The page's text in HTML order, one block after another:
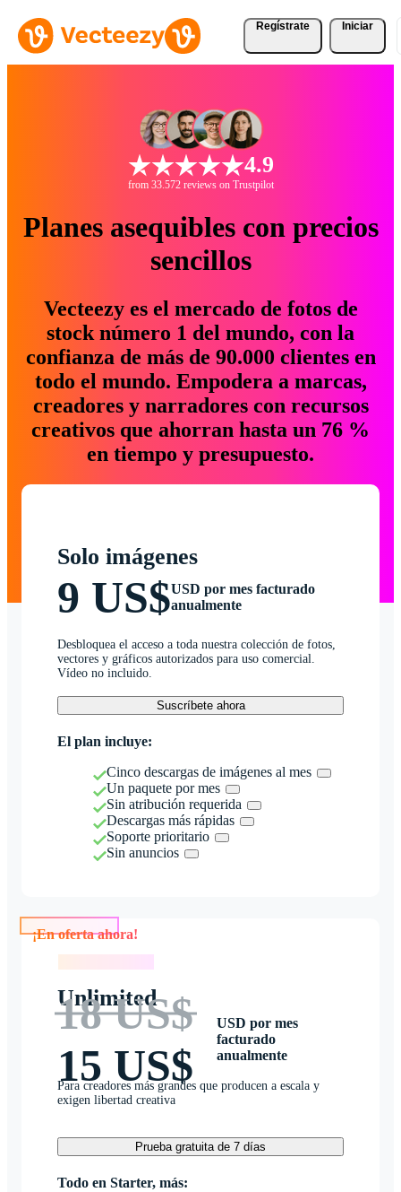
Regístrate Iniciar
4.9
from 33.572 reviews on Trustpilot
Planes asequibles con precios
sencillos
Vecteezy es el mercado de fotos de
stock número 1 del mundo, con la
confianza de más de 90.000 clientes en
todo el mundo. Empodera a marcas,
creadores y narradores con recursos
creativos que ahorran hasta un 76 %
en tiempo y presupuesto.
Solo imágenes
9 US$USD por mes facturado
anualmente
Desbloquea el acceso a toda nuestra colección de fotos,
vectores y gráficos autorizados para uso comercial.
Vídeo no incluido.
Suscríbete ahora
El plan incluye:
Cinco descargas de imágenes al mes
Un paquete por mes
Sin atribución requerida
Descargas más rápidas
Soporte prioritario
Sin anuncios
Unlimited
18 US$
15 US$
USD por mes
facturado
anualmente
Para creadores más grandes que producen a escala y
exigen libertad creativa
Prueba gratuita de 7 días
Todo en Starter, más: